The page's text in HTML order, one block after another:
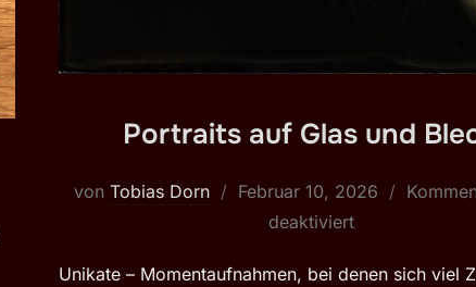
Portraits auf Glas und
von Tobias Dorn
Veröffentlicht
Februar 10, 2026
deaktiviert
Unikate – Momentaufnahmen, bei denen sich viel